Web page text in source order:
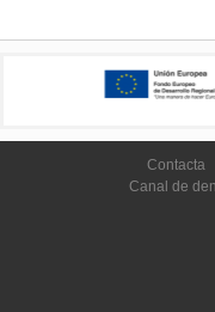
Contacta
Canal de